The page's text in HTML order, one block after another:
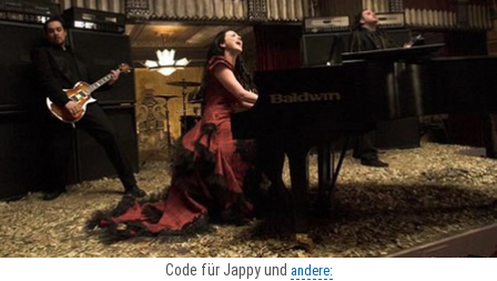
Code für Jappy und andere: